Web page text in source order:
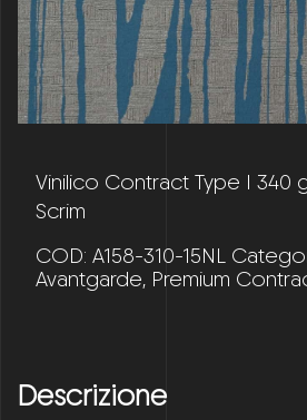
Vinilico Contract Type I 340
Scrim
COD: A158-310-15NL
Avantgarde, Premium
Descrizione